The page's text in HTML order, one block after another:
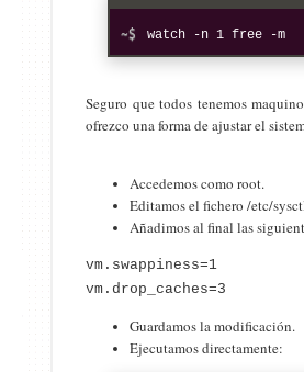
watch -n 1 free -m
Seguro que todos tenemos
ofrezco una forma de ajustar el
Accedemos como root.
Editamos el fichero /etc/
Añadimos al final las
vm.swappiness=1
vm.drop_caches=3
Guardamos la modificación.
Ejecutamos directamente: